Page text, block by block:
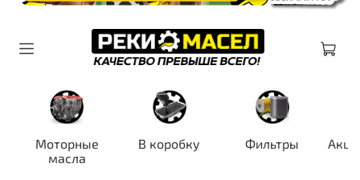
Моторные
масла
В коробку Фильтры